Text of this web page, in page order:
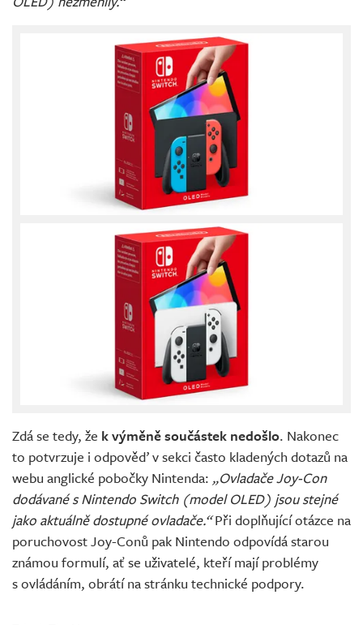
Zdá se tedy, že k výměně součástek nedošlo. Nakonec
to potvrzuje i odpověď v sekci často kladených dotazů na
webu anglické pobočky Nintenda: „Ovladače Joy-Con
dodávané s Nintendo Switch (model OLED) jsou stejné
jako aktuálně dostupné ovladače.“Při doplňující otázce na
poruchovost Joy-Conů pak Nintendo odpovídá starou
známou formulí, ať se uživatelé, kteří mají problémy
s ovládáním, obrátí na stránku technické podpory.